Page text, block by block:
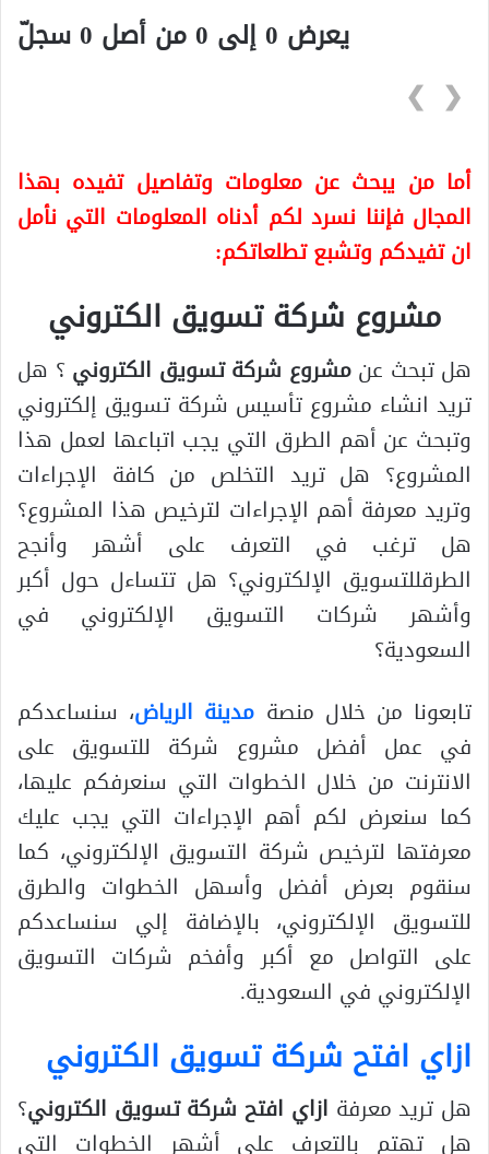
يعرض 0 إلى 0 من أصل 0 سجلّ
❮
❯
أما من يبحث عن معلومات وتفاصيل تفيده بهذا
المجال فإننا نسرد لكم أدناه المعلومات التي نأمل
ان تفيدكم وتشبع تطلعاتكم:
مشروع شركة تسويق الكتروني
هل تبحث عنمشروع شركة تسويق الكتروني؟ هل
تريد انشاء مشروع تأسيس شركة تسويق إلكتروني
وتبحث عن أهم الطرق التي يجب اتباعها لعمل هذا
المشروع؟ هل تريد التخلص من كافة الإجراءات
وتريد معرفة أهم الإجراءات لترخيص هذا المشروع؟
هل ترغب في التعرف على أشهر وأنجح
الطرقللتسويق الإلكتروني؟ هل تتساءل حول أكبر
وأشهر شركات التسويق الإلكتروني في
السعودية؟
تابعونا من خلال منصة مدينة الرياض، سنساعدكم
في عمل أفضل مشروع شركة للتسويق على
الانترنت من خلال الخطوات التي سنعرفكم عليها،
كما سنعرض لكم أهم الإجراءات التي يجب عليك
معرفتها لترخيص شركة التسويق الإلكتروني، كما
سنقوم بعرض أفضل وأسهل الخطوات والطرق
للتسويق الإلكتروني، بالإضافة إلي سنساعدكم
على التواصل مع أكبر وأفخم شركات التسويق
الإلكتروني في السعودية.
ازاي افتح شركة تسويق الكتروني
هل تريد معرفة ازاي افتح شركة تسويق الكتروني؟
هل تهتم بالتعرف على أشهر الخطوات التي